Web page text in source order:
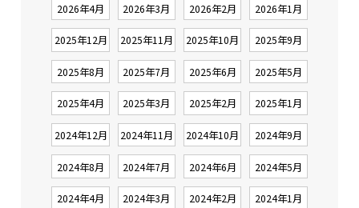
2026年4月 2026年3月 2026年2月 2026年1月
2025年12月 2025年11月 2025年10月 2025年9月
2025年8月 2025年7月 2025年6月 2025年5月
2025年4月 2025年3月 2025年2月 2025年1月
2024年12月 2024年11月 2024年10月 2024年9月
2024年8月 2024年7月 2024年6月 2024年5月
2024年4月 2024年3月 2024年2月 2024年1月